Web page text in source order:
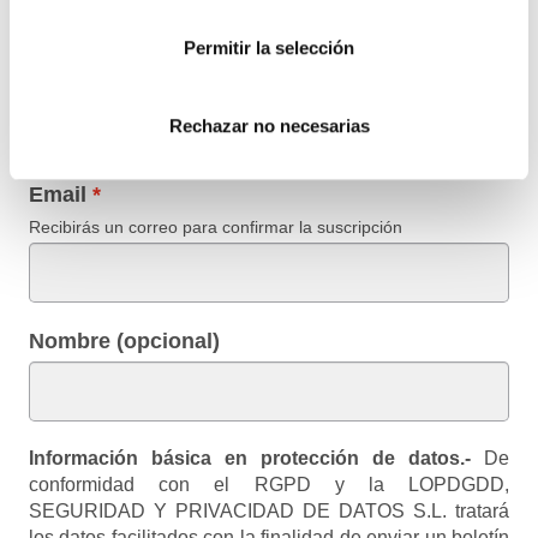
Permitir la selección
Rechazar no necesarias
Regístrate para estar al día en Protección de Datos
Blanqueo de Capitales
Registro Retributivo
Email
Recibirás un correo para confirmar la suscripción
Nombre (opcional)
Información básica en protección de datos.- De
conformidad con el RGPD y la LOPDGDD,
SEGURIDAD Y PRIVACIDAD DE DATOS S.L. tratará